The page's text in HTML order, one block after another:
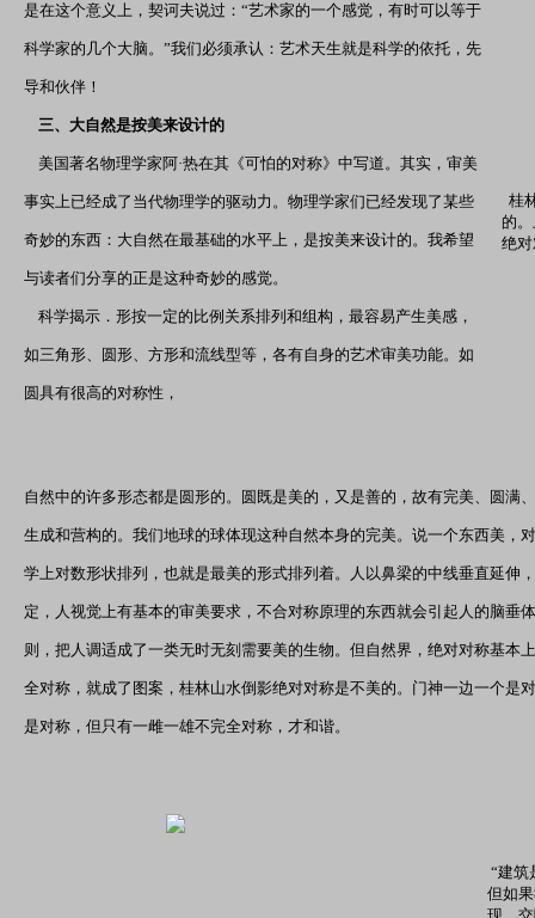
是在这个意义上，契诃夫说过：“艺术家的一个感觉，有时可以等于
科学家的几个大脑。”我们必须承认：艺术天生就是科学的依托，先
导和伙伴！
三、大自然是按美来设计的
美国著名物理学家阿·热在其《可怕的对称》中写道。其实，审美
事实上已经成了当代物理学的驱动力。物理学家们已经发现了某些
奇妙的东西：大自然在最基础的水平上，是按美来设计的。我希望
与读者们分享的正是这种奇妙的感觉。
科学揭示．形按一定的比例关系排列和组构，最容易产生美感，
如三角形、圆形、方形和流线型等，各有自身的艺术审美功能。如
圆具有很高的对称性，
桂林
的。
绝对
自然中的许多形态都是圆形的。圆既是美的，又是善的，故有完美、圆满
生成和营构的。我们地球的球体现这种自然本身的完美。说一个东西美，
学上对数形状排列，也就是最美的形式排列着。人以鼻梁的中线垂直延伸
定，人视觉上有基本的审美要求，不合对称原理的东西就会引起人的脑垂
则，把人调适成了一类无时无刻需要美的生物。但自然界，绝对对称基本
全对称，就成了图案，桂林山水倒影绝对对称是不美的。门神一边一个是
是对称，但只有一雌一雄不完全对称，才和谐。
“建筑
但如